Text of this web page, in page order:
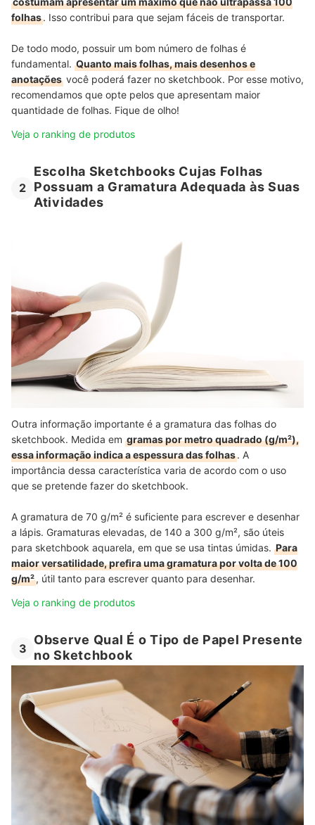
folhas. Isso contribui para que sejam fáceis de transportar.
De todo modo, possuir um bom número de folhas é
fundamental. Quanto mais folhas, mais desenhos e
anotações você poderá fazer no sketchbook. Por esse motivo,
recomendamos que opte pelos que apresentam maior
quantidade de folhas. Fique de olho!
Veja o ranking de produtos
2
Escolha Sketchbooks Cujas Folhas
Possuam a Gramatura Adequada às Suas
Atividades
Outra informação importante é a gramatura das folhas do
sketchbook. Medida em gramas por metro quadrado (g/m²),
essa informação indica a espessura das folhas. A
importância dessa característica varia de acordo com o uso
que se pretende fazer do sketchbook.
A gramatura de 70 g/m² é suficiente para escrever e desenhar
a lápis. Gramaturas elevadas, de 140 a 300 g/m², são úteis
para sketchbook aquarela, em que se usa tintas úmidas. Para
maior versatilidade, prefira uma gramatura por volta de 100
g/m², útil tanto para escrever quanto para desenhar.
Veja o ranking de produtos
3
Observe Qual É o Tipo de Papel Presente
no Sketchbook